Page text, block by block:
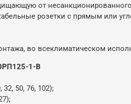
от
розетки с прямым или
во всеклиматическом
1-В
50, 76, 102);